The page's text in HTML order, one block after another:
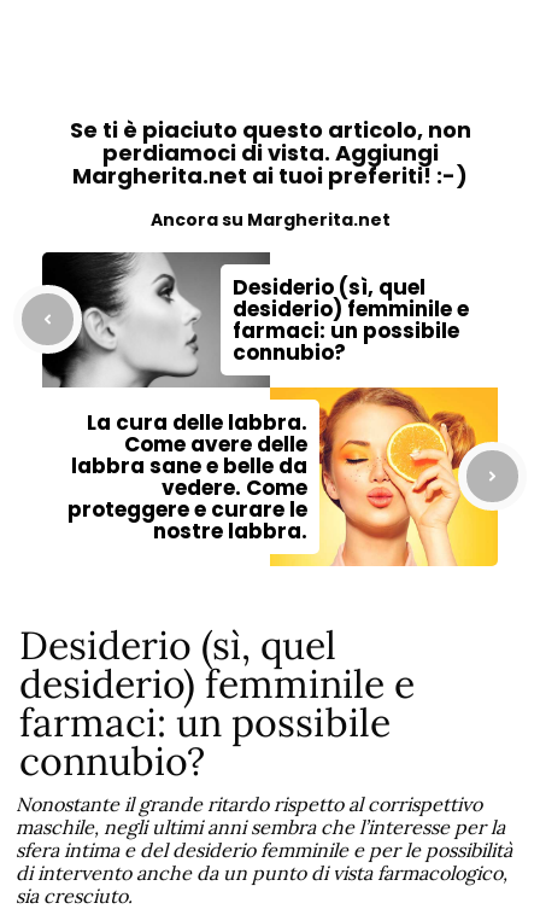
Se ti è piaciuto questo articolo, non
perdiamoci di vista. Aggiungi
Margherita.net ai tuoi preferiti! :-)
Ancora su Margherita.net
Desiderio (sì, quel
desiderio) femminile e
farmaci: un possibile
connubio?
La cura delle labbra.
Come avere delle
labbra sane e belle da
vedere. Come
proteggere e curare le
nostre labbra.
Desiderio (sì, quel
desiderio) femminile e
farmaci: un possibile
connubio?
Nonostante il grande ritardo rispetto al corrispettivo
maschile, negli ultimi anni sembra che l’interesse per la
sfera intima e del desiderio femminile e per le possibilità
di intervento anche da un punto di vista farmacologico,
sia cresciuto.